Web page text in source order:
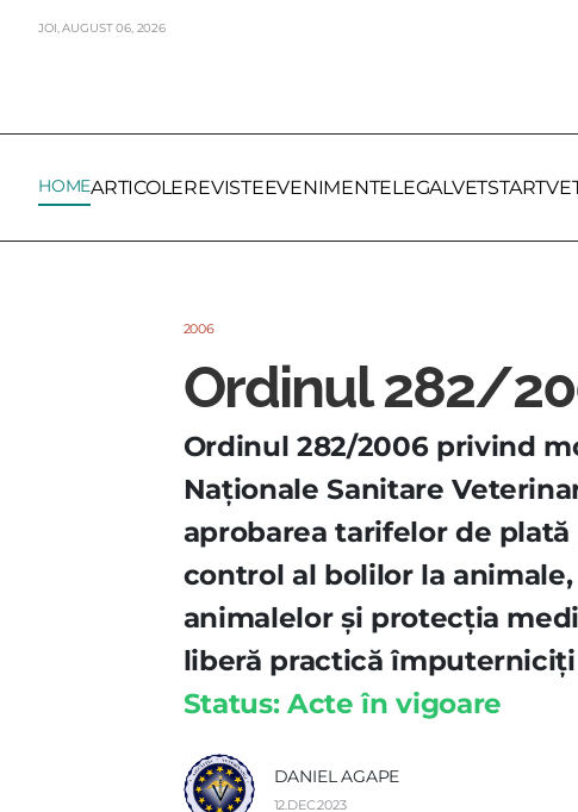
JOI,AUGUST06, 2026
HOMEARTICOLEREVISTEEVENIMENTELEGALVET
2006
Ordinul 282/
Ordinul 282/2006 privind
Naţionale Sanitare
aprobarea tarifelor de
control al bolilor la
animalelor şi protecţia
liberă practică
Status: Acte în vigoare
DANIEL AGAPE
12.DEC.2023